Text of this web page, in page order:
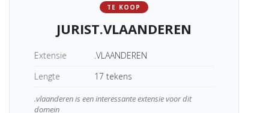
TE KOOP
JURIST.VLAANDEREN
Extensie
.VLAANDEREN
Lengte
17 tekens
.vlaanderen is een interessante extensie voor dit
domein